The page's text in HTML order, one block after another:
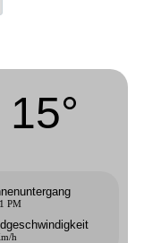
15°
PM
h